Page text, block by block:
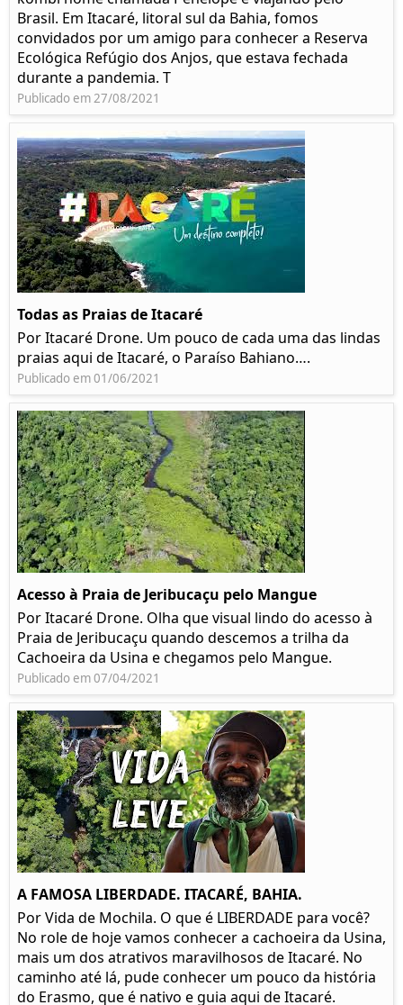
Brasil. Em Itacaré, litoral sul da Bahia, fomos
convidados por um amigo para conhecer a Reserva
Ecológica Refúgio dos Anjos, que estava fechada
durante a pandemia. T
Publicado em 27/08/2021
Todas as Praias de Itacaré
Por Itacaré Drone. Um pouco de cada uma das lindas
praias aqui de Itacaré, o Paraíso Bahiano….
Publicado em 01/06/2021
Acesso à Praia de Jeribucaçu pelo Mangue
Por Itacaré Drone. Olha que visual lindo do acesso à
Praia de Jeribucaçu quando descemos a trilha da
Cachoeira da Usina e chegamos pelo Mangue.
Publicado em 07/04/2021
A FAMOSA LIBERDADE. ITACARÉ, BAHIA.
Por Vida de Mochila. O que é LIBERDADE para você?
No role de hoje vamos conhecer a cachoeira da Usina,
mais um dos atrativos maravilhosos de Itacaré. No
caminho até lá, pude conhecer um pouco da história
do Erasmo, que é nativo e guia aqui de Itacaré.